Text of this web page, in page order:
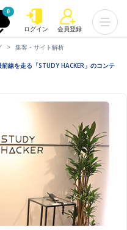
0
ログイン 会員登録
集客・サイト解析
線を走る「STUDY HACKER」のコンテ